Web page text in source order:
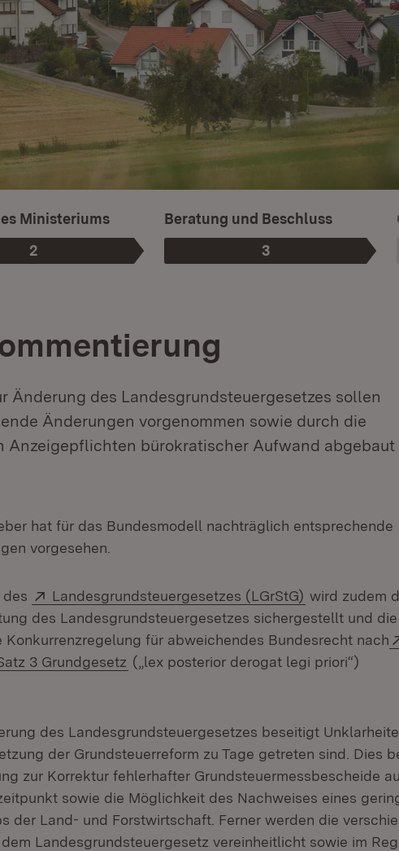
Phase
2
:
Ministeriums
Phase
3
:
Ist die aktuelle Phase.
Beratung und Beschluss
Änderung des Landesgrundsteuergesetzes sollen
Änderungen vorgenommen sowie durch die
Anzeigepflichten bürokratischer Aufwand abgebaut
hat für das Bundesmodell nachträglich entsprechende
vorgesehen.
Extern:
Landesgrundsteuergesetzes (LGrStG) (Öffnet in
wird zudem
des Landesgrundsteuergesetzes sichergestellt und die
Konkurrenzregelung für abweichendes Bundesrecht nach
3 Grundgesetz (Öffnet in neuem Fenster)
(„lex posterior derogat legi priori“)
des Landesgrundsteuergesetzes beseitigt
der Grundsteuerreform zu Tage getreten sind. Dies
zur Korrektur fehlerhafter Grundsteuermessbescheide
sowie die Möglichkeit des Nachweises eines
der Land- und Forstwirtschaft. Ferner werden die
Landesgrundsteuergesetz vereinheitlicht sowie im